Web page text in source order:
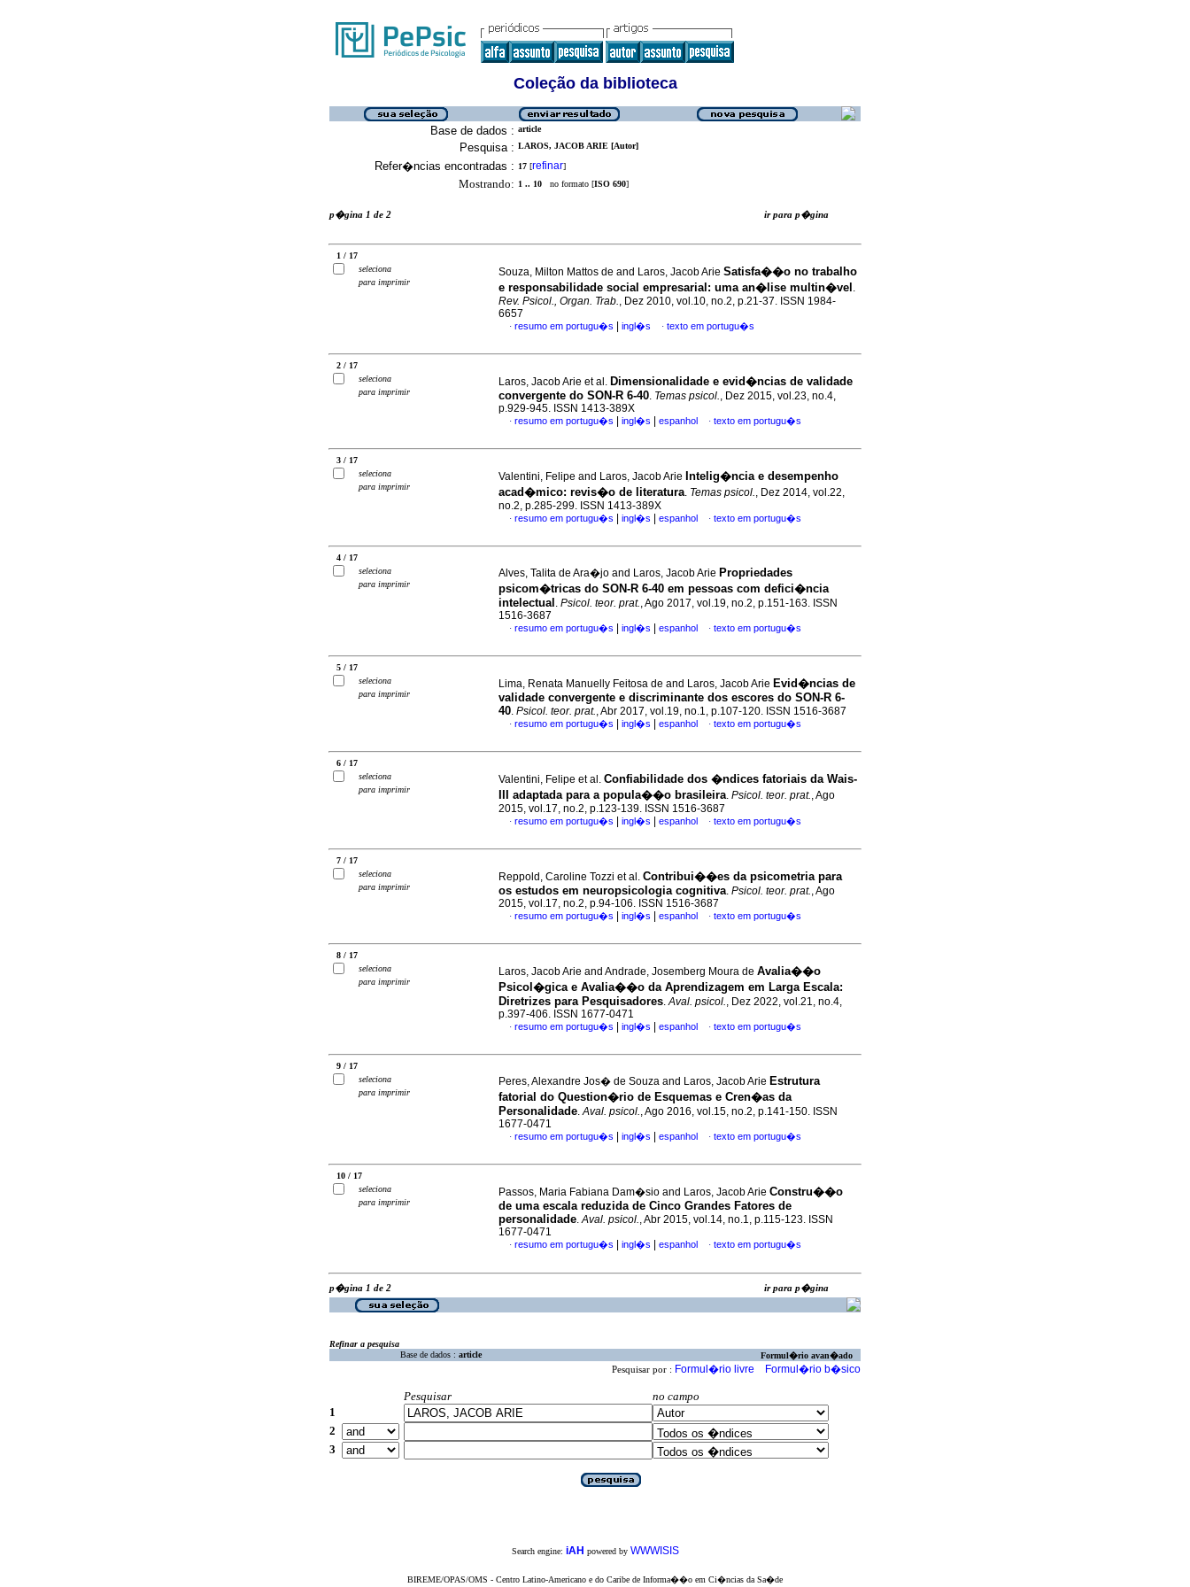
Coleção da biblioteca
Base de dados : article
Pesquisa : LAROS, JACOB ARIE [Autor]
Refer�ncias encontradas : 17 [refinar]
Mostrando: 1 .. 10 no formato [ISO 690]
p�gina 1 de 2 ir para p�gina
1 / 17
seleciona
para imprimir
Souza, Milton Mattos de and Laros, Jacob Arie Satisfa��o no trabalho
e responsabilidade social empresarial : uma an�lise multin�vel .
Rev. Psicol., Organ. Trab., Dez 2010, vol.10, no.2, p.21-37. ISSN 1984-
6657
· resumo em portugu�s ingl�s · texto em portugu�s
2 / 17
seleciona
para imprimir
Laros, Jacob Arie et al. Dimensionalidade e evid�ncias de validade
convergente do SON-R 6-40. Temas psicol., Dez 2015, vol.23, no.4,
p.929-945. ISSN 1413-389X
· resumo em portugu�s ingl�s espanhol · texto em portugu�s
3 / 17
seleciona
para imprimir
Valentini, Felipe and Laros, Jacob Arie Intelig�ncia e desempenho
acad�mico: revis�o de literatura. Temas psicol., Dez 2014, vol.22,
no.2, p.285-299. ISSN 1413-389X
· resumo em portugu�s ingl�s espanhol · texto em portugu�s
4 / 17
seleciona
para imprimir
Alves, Talita de Ara�jo and Laros, Jacob Arie Propriedades
psicom�tricas do SON-R 6-40 em pessoas com defici�ncia
intelectual . Psicol. teor. prat., Ago 2017, vol.19, no.2, p.151-163. ISSN
1516-3687
· resumo em portugu�s ingl�s espanhol · texto em portugu�s
5 / 17
seleciona
para imprimir
Lima, Renata Manuelly Feitosa de and Laros, Jacob Arie Evid�ncias de
validade convergente e discriminante dos escores do SON-R 6-
40. Psicol. teor. prat., Abr 2017, vol.19, no.1, p.107-120. ISSN 1516-3687
· resumo em portugu�s ingl�s espanhol · texto em portugu�s
6 / 17
seleciona
para imprimir
Valentini, Felipe et al. Confiabilidade dos �ndices fatoriais da Wais-
III adaptada para a popula��o brasileira. Psicol. teor. prat., Ago
2015, vol.17, no.2, p.123-139. ISSN 1516-3687
· resumo em portugu�s ingl�s espanhol · texto em portugu�s
7 / 17
seleciona
para imprimir
Reppold, Caroline Tozzi et al. Contribui��es da psicometria para
os estudos em neuropsicologia cognitiva. Psicol. teor. prat., Ago
2015, vol.17, no.2, p.94-106. ISSN 1516-3687
· resumo em portugu�s ingl�s espanhol · texto em portugu�s
8 / 17
seleciona
para imprimir
Laros, Jacob Arie and Andrade, Josemberg Moura de Avalia��o
Psicol�gica e Avalia��o da Aprendizagem em Larga Escala:
Diretrizes para Pesquisadores.Aval. psicol., Dez 2022, vol.21, no.4,
p.397-406. ISSN 1677-0471
· resumo em portugu�s ingl�s espanhol · texto em portugu�s
9 / 17
seleciona
para imprimir
Peres, Alexandre Jos� de Souza and Laros, Jacob Arie Estrutura
fatorial do Question�rio de Esquemas e Cren�as da
Personalidade.Aval. psicol., Ago 2016, vol.15, no.2, p.141-150. ISSN
1677-0471
· resumo em portugu�s ingl�s espanhol · texto em portugu�s
10 / 17
seleciona
para imprimir
Passos, Maria Fabiana Dam�sio and Laros, Jacob Arie Constru��o
de uma escala reduzida de Cinco Grandes Fatores de
personalidade.Aval. psicol., Abr 2015, vol.14, no.1, p.115-123. ISSN
1677-0471
· resumo em portugu�s ingl�s espanhol · texto em portugu�s
p�gina 1 de 2 ir para p�gina
Refinar a pesquisa
Base de dados : article Formul�rio avan�ado
Pesquisar por : Formul�rio livre Formul�rio b�sico
Pesquisar
no campo
1
2
3
Search engine: iAH powered by WWWISIS
BIREME/OPAS/OMS - Centro Latino-Americano e do Caribe de Informa��o em Ci�ncias da Sa�de